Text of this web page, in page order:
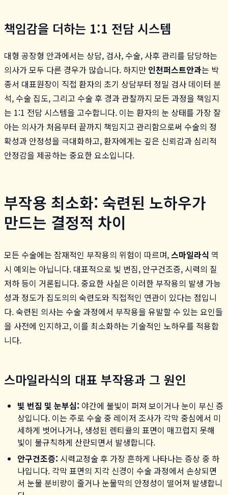
책임감을 더하는 1:1 전담 시스템
대형 공장형 안과에서는 상담, 검사, 수술, 사후 관리를 담당하는
의사가 모두 다른 경우가 많습니다. 하지만 인천퍼스트안과는 박
종서 대표원장이 직접 환자의 초기 상담부터 정밀 검사 데이터 분
석, 수술 집도, 그리고 수술 후 경과 관찰까지 모든 과정을 책임지
는 1:1 전담 시스템을 고수합니다. 이는 환자의 눈 상태를 가장 잘
아는 의사가 처음부터 끝까지 책임지고 관리함으로써 수술의 정
확성과 안정성을 극대화하고, 환자에게는 깊은 신뢰감과 심리적
안정감을 제공하는 중요한 요소입니다.
부작용 최소화: 숙련된 노하우가
만드는 결정적 차이
모든 수술에는 잠재적인 부작용의 위험이 따르며,스마일라식 역
시 예외는 아닙니다. 대표적으로 빛 번짐, 안구건조증, 시력의 질
저하 등이 거론됩니다. 중요한 사실은 이러한 부작용의 발생 가능
성과 정도가 집도의의 숙련도와 직접적인 연관이 있다는 점입니
다. 숙련된 의사는 수술 과정에서 부작용을 유발할 수 있는 요인들
을 사전에 인지하고, 이를 최소화하는 기술적인 노하우를 적용합
니다.
스마일라식의 대표 부작용과 그 원인
빛 번짐 및 눈부심: 야간에 불빛이 퍼져 보이거나 눈이 부신 증
상입니다. 이는 주로 수술 중 레이저 조사가 각막 중심에서 미
세하게 벗어나거나, 생성된 렌티큘의 표면이 매끄럽지 못해
빛이 불규칙하게 산란되면서 발생합니다.
안구건조증: 시력교정술 후 가장 흔하게 나타나는 증상 중 하
나입니다. 각막 표면의 지각 신경이 수술 과정에서 손상되면
서 눈물 분비량이 줄거나 눈물막의 안정성이 떨어져 발생합니